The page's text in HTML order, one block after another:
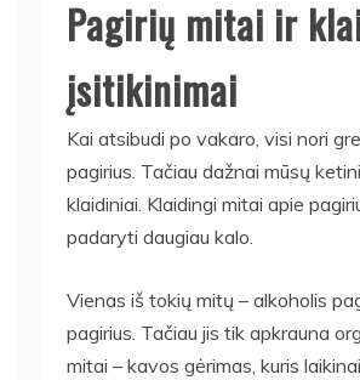
Pagirių mitai ir
įsitikinimai
Kai atsibudi po vakaro, visi nori
pagirius. Tačiau dažnai mūsų
klaidiniai. Klaidingi mitai apie
padaryti daugiau kalo.
Vienas iš tokių mitų – alkoholis
pagirius. Tačiau jis tik apkrauna
mitai – kavos gėrimas, kuris